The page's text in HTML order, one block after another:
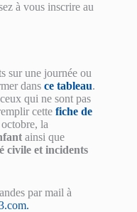
à vous inscrire au
sur une journée ou
dans ce tableau.
qui ne sont pas
cette fiche de
la
ainsi que
civile et incidents
par mail à